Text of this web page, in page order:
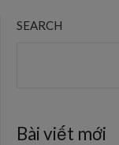
SEARCH
Bài viết mới